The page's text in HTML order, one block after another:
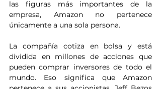
las figuras más importantes de la
empresa, Amazon no pertenece
únicamente a una sola persona.
La compañía cotiza en bolsa y está
dividida en millones de acciones que
pueden comprar inversores de todo el
mundo. Eso significa que Amazon